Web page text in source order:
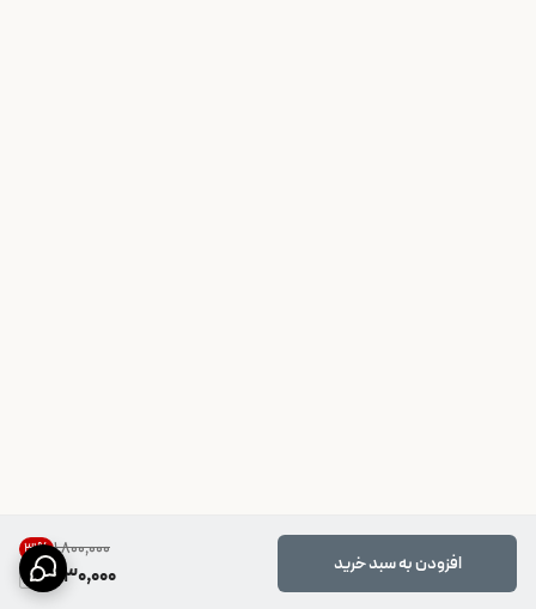
۱٬۸۰۰٬۰۰۰ 31%
1,230,000 افزودن به سبد خرید